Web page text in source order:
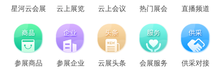
星河云会展 云上展览 云上会议 热门展会 直播频道
参展商品 参展企业 云展头条 会展服务 供采对接